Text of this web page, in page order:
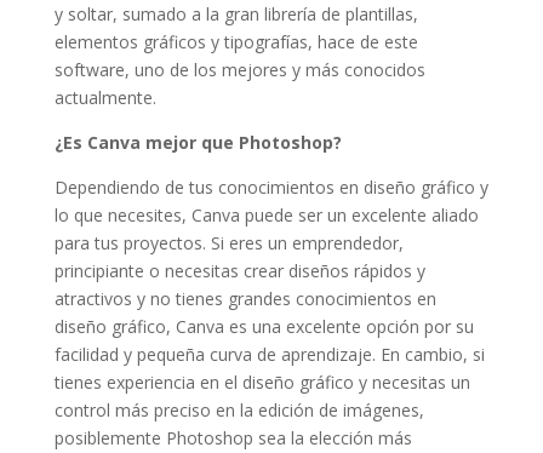
y soltar, sumado a la gran librería de plantillas,
elementos gráficos y tipografías, hace de este
software, uno de los mejores y más conocidos
actualmente.
¿Es Canva mejor que Photoshop?
Dependiendo de tus conocimientos en diseño gráfico y
lo que necesites, Canva puede ser un excelente aliado
para tus proyectos. Si eres un emprendedor,
principiante o necesitas crear diseños rápidos y
atractivos y no tienes grandes conocimientos en
diseño gráfico, Canva es una excelente opción por su
facilidad y pequeña curva de aprendizaje. En cambio, si
tienes experiencia en el diseño gráfico y necesitas un
control más preciso en la edición de imágenes,
posiblemente Photoshop sea la elección más